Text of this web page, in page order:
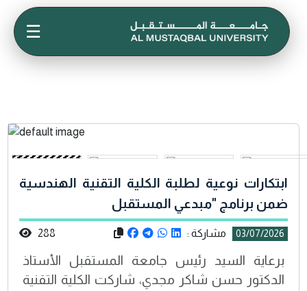
☰
ابتكارات نوعية لطلبة الكلية التقنية الهندسية
ضمن برنامج "مبدعي المستقبل
03/07/2026 مشاركة : 288
برعاية السيد رئيس جامعة المستقبل الأستاذ
الدكتور حسن شاكر مجدي، شاركت الكلية التقنية